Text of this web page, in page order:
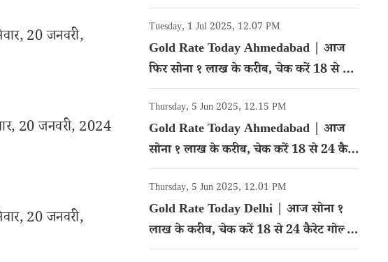
20 जनवरी,
20 जनवरी, 2024
20 जनवरी,
गोल्ड का रेट
Tuesday, 1 Jul 2025, 12.07 PM
Gold Rate Today Ahmedabad | आज
फिर सोना १ लाख के करीब, चेक करें 18 से 24
कैरेट गोल्ड का रेट
Thursday, 5 Jun 2025, 12.15 PM
Gold Rate Today Ahmedabad | आज
सोना १ लाख के करीब, चेक करें 18 से 24 कैरेट
गोल्ड का रेट
Thursday, 5 Jun 2025, 12.01 PM
Gold Rate Today Delhi | आज सोना १
लाख के करीब, चेक करें 18 से 24 कैरेट गोल्ड
का रेट